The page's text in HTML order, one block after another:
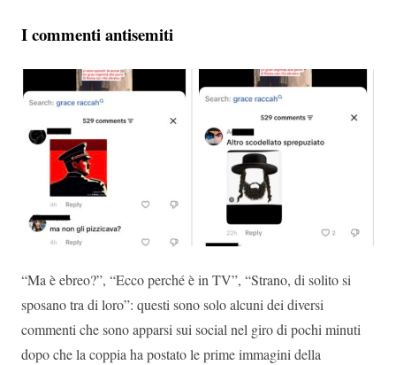
I commenti antisemiti
“Ma è ebreo?”, “Ecco perché è in TV”, “Strano, di solito si
sposano tra di loro”: questi sono solo alcuni dei diversi
commenti che sono apparsi sui social nel giro di pochi minuti
dopo che la coppia ha postato le prime immagini della